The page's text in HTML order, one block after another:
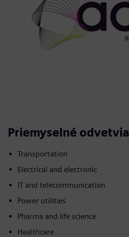
Priemyselné odvetvia
Transportation
Electrical and electronic
IT and telecommunication
Power utilities
Pharma and life science
Healthcare